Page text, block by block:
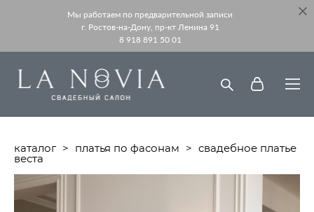
Мы работаем по предварительной записи
г. Ростов-на-Дону, пр-кт Ленина 91
8 918 891 50 01
каталог > платья по фасонам >
свадебное платье
веста